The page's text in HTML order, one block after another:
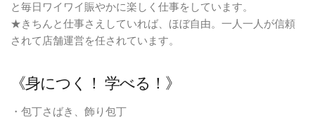
と毎日ワイワイ賑やかに楽しく仕事をしています。
★きちんと仕事さえしていれば、ほぼ自由。一人一人が信頼
されて店舗運営を任されています。
《身につく！ 学べる！》
・包丁さばき、飾り包丁